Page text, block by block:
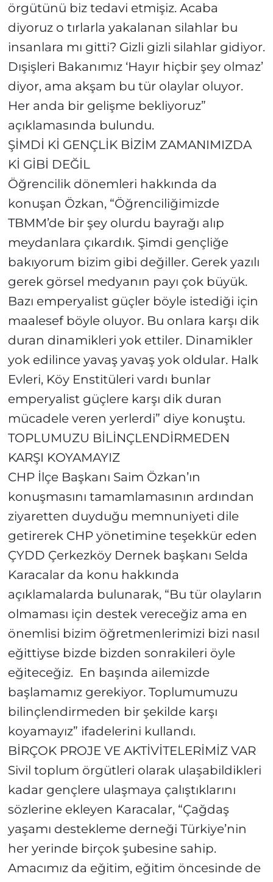
örgütünü biz tedavi etmişiz. Acaba
diyoruz o tırlarla yakalanan silahlar bu
insanlara mı gitti? Gizli gizli silahlar gidiyor.
Dışişleri Bakanımız ‘Hayır hiçbir şey olmaz’
diyor, ama akşam bu tür olaylar oluyor.
Her anda bir gelişme bekliyoruz”
açıklamasında bulundu.
ŞİMDİ Kİ GENÇLİK BİZİM ZAMANIMIZDA
Kİ GİBİ DEĞİL
Öğrencilik dönemleri hakkında da
konuşan Özkan, “Öğrenciliğimizde
TBMM’de bir şey olurdu bayrağı alıp
meydanlara çıkardık. Şimdi gençliğe
bakıyorum bizim gibi değiller. Gerek yazılı
gerek görsel medyanın payı çok büyük.
Bazı emperyalist güçler böyle istediği için
maalesef böyle oluyor. Bu onlara karşı dik
duran dinamikleri yok ettiler. Dinamikler
yok edilince yavaş yavaş yok oldular. Halk
Evleri, Köy Enstitüleri vardı bunlar
emperyalist güçlere karşı dik duran
mücadele veren yerlerdi” diye konuştu.
TOPLUMUZU BİLİNÇLENDİRMEDEN
KARŞI KOYAMAYIZ
CHP İlçe Başkanı Saim Özkan’ın
konuşmasını tamamlamasının ardından
ziyaretten duyduğu memnuniyeti dile
getirerek CHP yönetimine teşekkür eden
ÇYDD Çerkezköy Dernek başkanı Selda
Karacalar da konu hakkında
açıklamalarda bulunarak, “Bu tür olayların
olmaması için destek vereceğiz ama en
önemlisi bizim öğretmenlerimizi bizi nasıl
eğittiyse bizde bizden sonrakileri öyle
eğiteceğiz. En başında ailemizde
başlamamız gerekiyor. Toplumumuzu
bilinçlendirmeden bir şekilde karşı
koyamayız” ifadelerini kullandı.
BİRÇOK PROJE VE AKTİVİTELERİMİZ VAR
Sivil toplum örgütleri olarak ulaşabildikleri
kadar gençlere ulaşmaya çalıştıklarını
sözlerine ekleyen Karacalar, “Çağdaş
yaşamı destekleme derneği Türkiye’nin
her yerinde birçok şubesine sahip.
Amacımız da eğitim, eğitim öncesinde de